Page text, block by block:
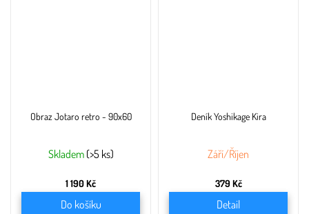
Obraz Jotaro retro - 90x60
Skladem (>5 ks)
1 190 Kč
Do košíku
Deník Yoshikage Kira
Září/Říjen
379 Kč
Detail